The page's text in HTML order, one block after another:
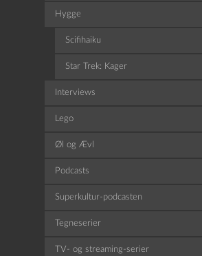
Hygge
Scifihaiku
Star Trek: Kager
Interviews
Lego
Øl og Ævl
Podcasts
Superkultur-podcasten
Tegneserier
TV- og streaming-serier